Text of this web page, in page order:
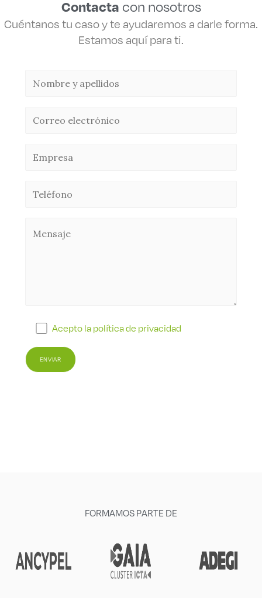
Contacta con nosotros
Cuéntanos tu caso y te ayudaremos a darle forma.
Estamos aquí para ti.
Acepto la política de privacidad
FORMAMOS PARTE DE